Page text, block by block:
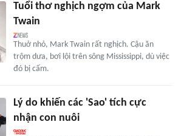
Tuổi thơ nghịch ngợm của Mark
Twain
Thuở nhỏ, Mark Twain rất nghịch. Cậu ăn
trộm dưa, bơi lội trên sông Mississippi, dù việc
đó bị cấm.
Lý do khiến các 'Sao' tích cực
nhận con nuôi